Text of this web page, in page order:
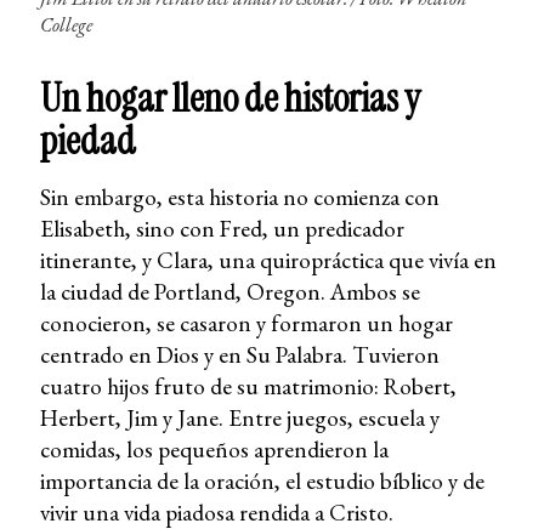
College
Un hogar lleno de historias y
piedad
Sin embargo, esta historia no comienza con
Elisabeth, sino con Fred, un predicador
itinerante, y Clara, una quiropráctica que vivía en
la ciudad de Portland, Oregon. Ambos se
conocieron, se casaron y formaron un hogar
centrado en Dios y en Su Palabra. Tuvieron
cuatro hijos fruto de su matrimonio: Robert,
Herbert, Jim y Jane. Entre juegos, escuela y
comidas, los pequeños aprendieron la
importancia de la oración, el estudio bíblico y de
vivir una vida piadosa rendida a Cristo.